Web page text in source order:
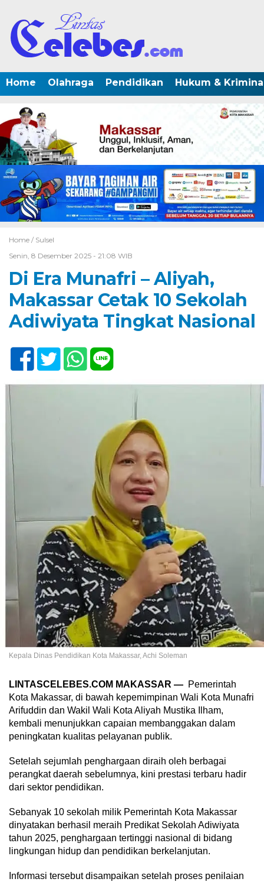
Home Olahraga Pendidikan Hukum &
Home / Sulsel
Senin, 8 Desember 2025 - 21:08 WIB
Di Era Munafri – Aliyah,
Makassar Cetak 10 Sekolah
Adiwiyata Tingkat Nasional
Kepala Dinas Pendidikan Kota Makassar, Achi Soleman
LINTASCELEBES.COM MAKASSAR — Pemerintah
Kota Makassar, di bawah kepemimpinan Wali Kota Munafri
Arifuddin dan Wakil Wali Kota Aliyah Mustika Ilham,
kembali menunjukkan capaian membanggakan dalam
peningkatan kualitas pelayanan publik.
Setelah sejumlah penghargaan diraih oleh berbagai
perangkat daerah sebelumnya, kini prestasi terbaru hadir
dari sektor pendidikan.
Sebanyak 10 sekolah milik Pemerintah Kota Makassar
dinyatakan berhasil meraih Predikat Sekolah Adiwiyata
tahun 2025, penghargaan tertinggi nasional di bidang
lingkungan hidup dan pendidikan berkelanjutan.
Informasi tersebut disampaikan setelah proses penilaian